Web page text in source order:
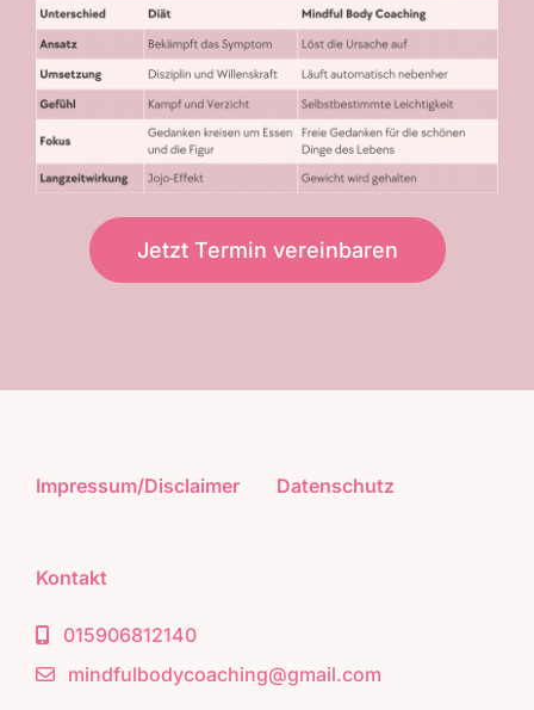
Jetzt Termin vereinbaren
Impressum/Disclaimer Datenschutz
Kontakt
015906812140
mindfulbodycoaching@gmail.com